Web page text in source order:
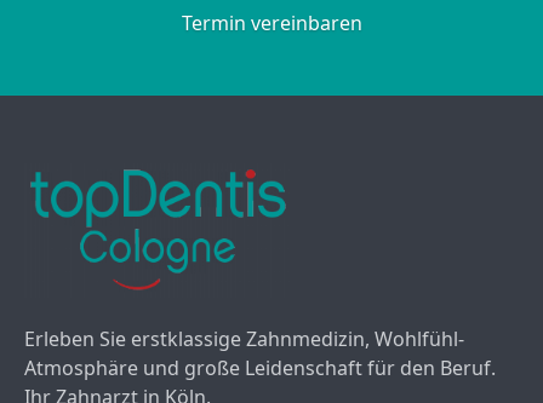
Termin vereinbaren
Erleben Sie erstklassige Zahnmedizin, Wohlfühl-
Atmosphäre und große Leidenschaft für den Beruf.
Ihr Zahnarzt in Köln.